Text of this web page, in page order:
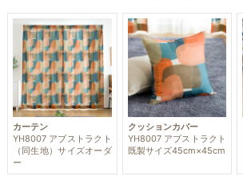
カーテン
YH8007 アブストラクト
（同生地）サイズオーダ
ー
クッションカバー
YH8007 アブストラクト
既製サイズ45cm×45cm